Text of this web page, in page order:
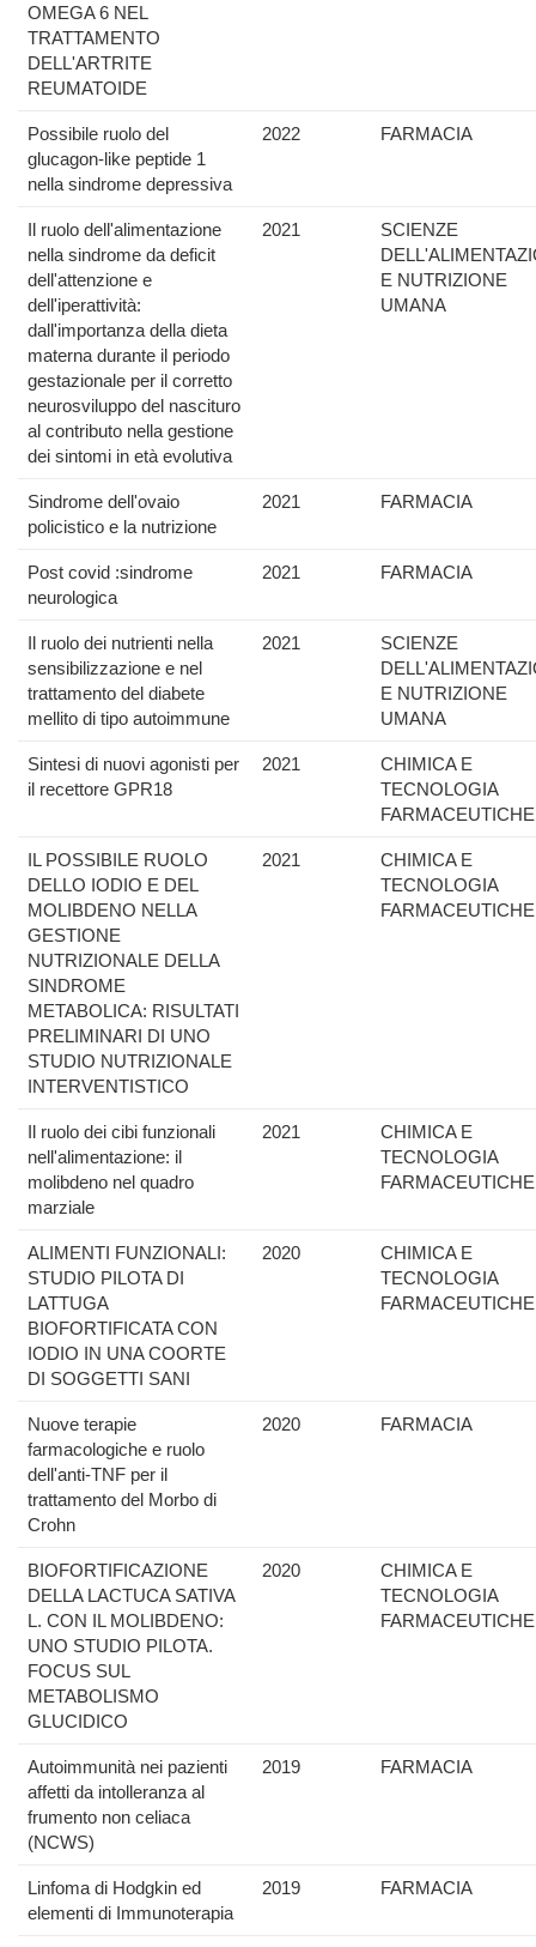
OMEGA 6 NEL
TRATTAMENTO
DELL'ARTRITE
REUMATOIDE
Possibile ruolo del
glucagon-like peptide 1
nella sindrome depressiva
2022 FARMACIA
Il ruolo dell'alimentazione
nella sindrome da deficit
dell'attenzione e
dell'iperattività:
dall'importanza della dieta
materna durante il periodo
gestazionale per il corretto
neurosviluppo del nascituro
al contributo nella gestione
dei sintomi in età evolutiva
2021
SCIENZE
E NUTRIZIONE
UMANA
Sindrome dell'ovaio
policistico e la nutrizione
2021 FARMACIA
Post covid :sindrome
neurologica
2021 FARMACIA
Il ruolo dei nutrienti nella
sensibilizzazione e nel
trattamento del diabete
mellito di tipo autoimmune
2021
SCIENZE
E NUTRIZIONE
UMANA
Sintesi di nuovi agonisti per
il recettore GPR18
2021
CHIMICA E
TECNOLOGIA
FARMACEUTICHE
IL POSSIBILE RUOLO
DELLO IODIO E DEL
MOLIBDENO NELLA
GESTIONE
NUTRIZIONALE DELLA
SINDROME
METABOLICA: RISULTATI
PRELIMINARI DI UNO
STUDIO NUTRIZIONALE
INTERVENTISTICO
2021
CHIMICA E
TECNOLOGIA
FARMACEUTICHE
Il ruolo dei cibi funzionali
nell'alimentazione: il
molibdeno nel quadro
marziale
2021
CHIMICA E
TECNOLOGIA
FARMACEUTICHE
ALIMENTI FUNZIONALI:
STUDIO PILOTA DI
LATTUGA
BIOFORTIFICATA CON
IODIO IN UNA COORTE
DI SOGGETTI SANI
2020
CHIMICA E
TECNOLOGIA
FARMACEUTICHE
Nuove terapie
farmacologiche e ruolo
dell'anti-TNF per il
trattamento del Morbo di
Crohn
2020 FARMACIA
BIOFORTIFICAZIONE
DELLA LACTUCA SATIVA
L. CON IL MOLIBDENO:
UNO STUDIO PILOTA.
FOCUS SUL
METABOLISMO
GLUCIDICO
2020
CHIMICA E
TECNOLOGIA
FARMACEUTICHE
Autoimmunità nei pazienti
affetti da intolleranza al
frumento non celiaca
(NCWS)
2019 FARMACIA
Linfoma di Hodgkin ed
elementi di Immunoterapia
2019 FARMACIA